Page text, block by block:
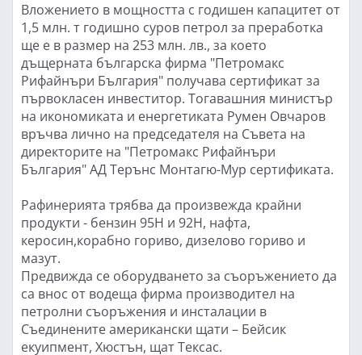
Вложението в мощността с годишен капацитет от
1,5 млн. т годишно суров петрол за преработка
ще е в размер на 253 млн. лв., за което
дъщерната българска фирма "Петромакс
Рифайнъри България" получава сертификат за
първокласен инвеститор. Тогавашния министър
на икономиката и енергетиката Румен Овчаров
връчва лично на председателя на Съвета на
директорите на "Петромакс Рифайнъри
България" АД Терънс Монтагю-Мур сертификата.
Рафинерията трябва да произвежда крайни
продукти - бензин 95H и 92H, нафта,
керосин,корабно гориво, дизелово гориво и
мазут.
Предвижда се оборудването за съоръжението да
са внос от водеща фирма производител на
петролни съоръжения и инсталации в
Съединените американски щати – Бейсик
екуипмент, Хюстън, щат Тексас.